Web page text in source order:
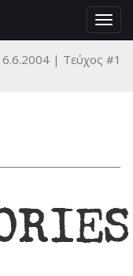
6.6.2004 Τεύχος #1